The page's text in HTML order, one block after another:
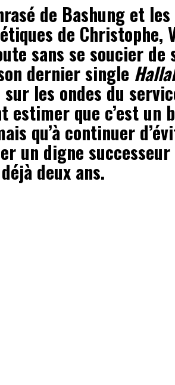
de Bashung et les
de Christophe,
sans se soucier de
dernier single
les ondes du
estimer que c’est un
qu’à continuer
un digne successeur
deux ans.